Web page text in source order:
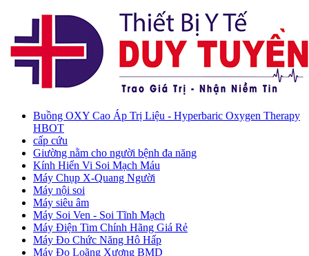
Buồng OXY Cao Áp Trị Liệu - Hyperbaric Oxygen Therapy
HBOT
cấp cứu
Giường nằm cho người bệnh đa năng
Kính Hiển Vi Soi Mạch Máu
Máy Chụp X-Quang Người
Máy nội soi
Máy siêu âm
Máy Soi Ven - Soi Tĩnh Mạch
Máy Điện Tim Chính Hãng Giá Rẻ
Máy Đo Chức Năng Hô Hấp
Máy Đo Loãng Xương BMD